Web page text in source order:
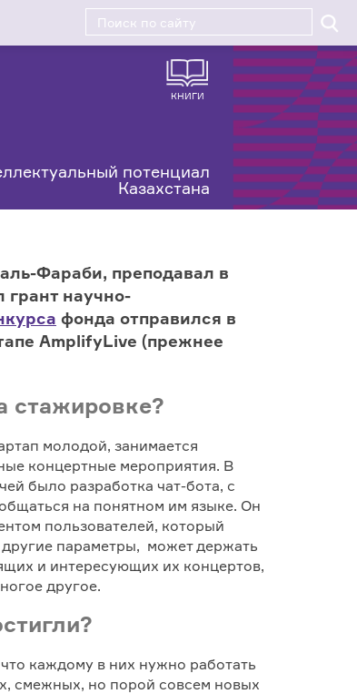
КНИГИ
потенциал
Казахстана
Фараби, преподавал в
научно-
фонда отправился в
AmplifyLive (прежнее
стажировке?
молодой, занимается
концертные мероприятия. В
было разработка чат-бота, с
на понятном им языке. Он
пользователей, который
параметры, может держать
и интересующих их концертов,
другое.
каждому в них нужно работать
смежных, но порой совсем новых